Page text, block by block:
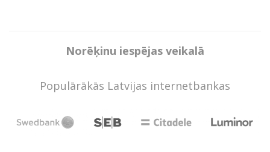
Norēķinu iespējas veikalā
Populārākās Latvijas internetbankas